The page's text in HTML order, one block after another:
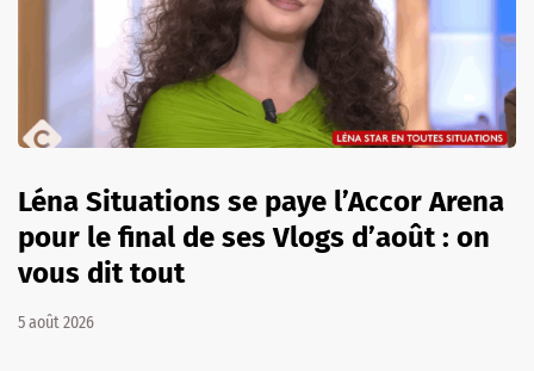
Léna Situations se paye l’Accor Arena
pour le final de ses Vlogs d’août : on
vous dit tout
5 août 2026